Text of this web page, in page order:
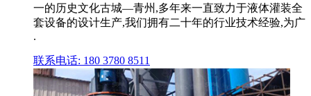
一的历史文化古城—青州,多年来一直致力于液体灌装全
套设备的设计生产,我们拥有二十年的行业技术经验,为广
.
联系电话: 180 3780 8511